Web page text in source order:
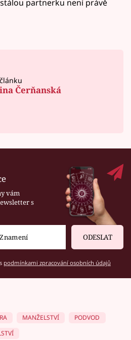
partnerku není právě
Čerňanská
vám
s
ODESLAT
podmínkami zpracování osobních údajů
MANŽELSTVÍ
PODVOD